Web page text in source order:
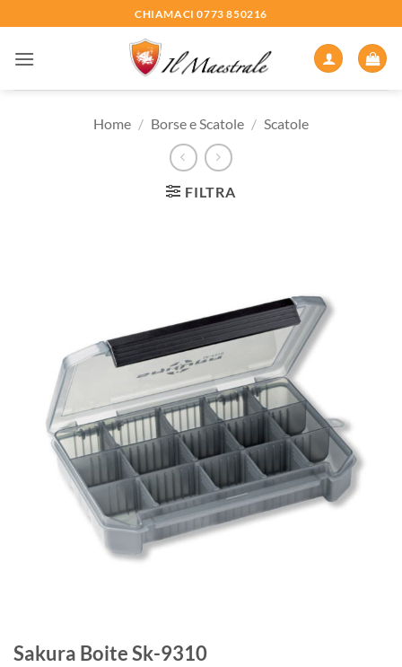
ai
contenuti
CHIAMACI 0773 850216
Home / Borse e Scatole / Scatole
FILTRA
Sakura Boite Sk-9310